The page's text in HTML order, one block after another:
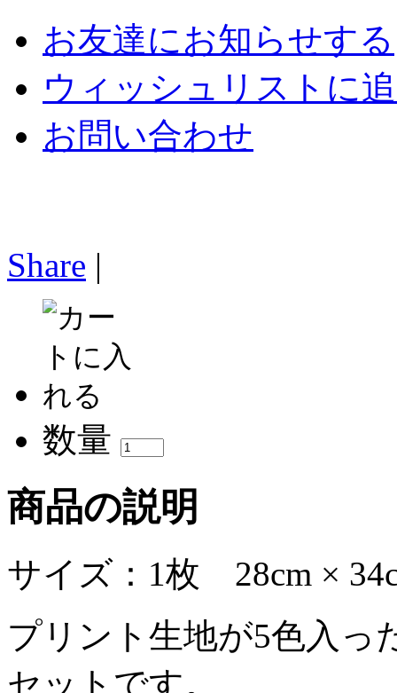
お友達にお知らせする
ウィッシュリストに
お問い合わせ
Share |
数量
商品の説明
サイズ：1枚 28cm ×
プリント生地が5色入っ
セットです。